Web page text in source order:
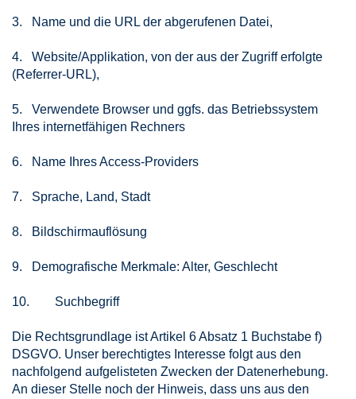
3. Name und die URL der abgerufenen Datei,
4. Website/Applikation, von der aus der Zugriff erfolgte
(Referrer-URL),
5. Verwendete Browser und ggfs. das Betriebssystem
Ihres internetfähigen Rechners
6. Name Ihres Access-Providers
7. Sprache, Land, Stadt
8. Bildschirmauflösung
9. Demografische Merkmale: Alter, Geschlecht
10. Suchbegriff
Die Rechtsgrundlage ist Artikel 6 Absatz 1 Buchstabe f)
DSGVO. Unser berechtigtes Interesse folgt aus den
nachfolgend aufgelisteten Zwecken der Datenerhebung.
An dieser Stelle noch der Hinweis, dass uns aus den